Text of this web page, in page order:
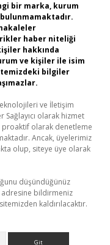
bir marka, kurum
haber niteliği
hakkında
ve kişiler ile isim
bilgiler
ve İletişim
Sağlayıcı olarak hizmet
olarak denetleme
Ancak, üyelerimiz
olup, siteye üye olarak
düşündüğünüz
adresine bildirmeniz
kaldırılacaktır.